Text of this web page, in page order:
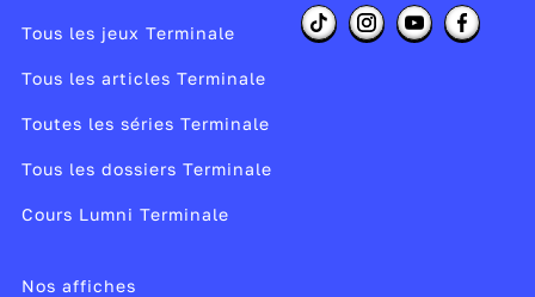
Tous les jeux Terminale
Tous les articles Terminale
Toutes les séries Terminale
Tous les dossiers Terminale
Cours Lumni Terminale
Nos affiches